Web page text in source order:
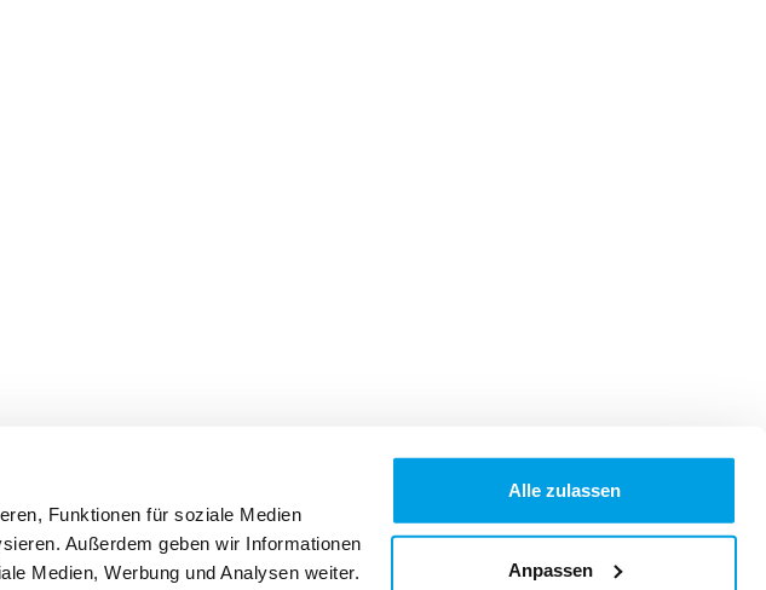
Funktionen für soziale Medien
Außerdem geben wir Informationen
Medien, Werbung und Analysen weiter.
Alle zulassen
Anpassen